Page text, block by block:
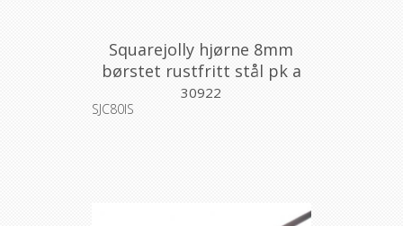
Squarejolly hjørne 8mm
børstet rustfritt stål pk a
2stk
30922
SJC80IS